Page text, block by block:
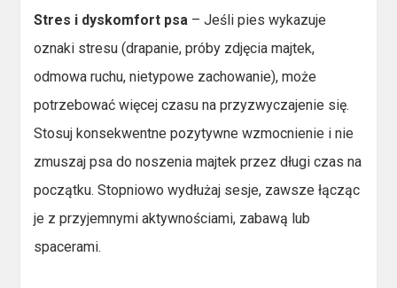
Stres i dyskomfort psa – Jeśli pies wykazuje
oznaki stresu (drapanie, próby zdjęcia majtek,
odmowa ruchu, nietypowe zachowanie), może
potrzebować więcej czasu na przyzwyczajenie się.
Stosuj konsekwentne pozytywne wzmocnienie i nie
zmuszaj psa do noszenia majtek przez długi czas na
początku. Stopniowo wydłużaj sesje, zawsze łącząc
je z przyjemnymi aktywnościami, zabawą lub
spacerami.